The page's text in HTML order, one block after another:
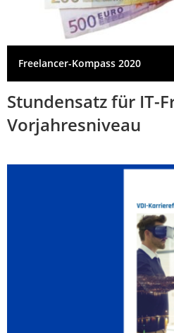
Freelancer-Kompass 2020
Stundensatz für IT-
Vorjahresniveau